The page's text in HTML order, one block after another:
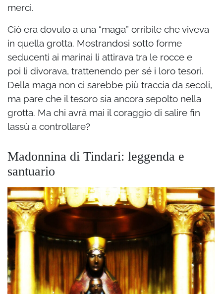
merci.
Ciò era dovuto a una “maga” orribile che viveva
in quella grotta. Mostrandosi sotto forme
seducenti ai marinai li attirava tra le rocce e
poi li divorava, trattenendo per sé i loro tesori.
Della maga non ci sarebbe più traccia da secoli,
ma pare che il tesoro sia ancora sepolto nella
grotta. Ma chi avrà mai il coraggio di salire fin
lassù a controllare?
Madonnina di Tindari: leggenda e
santuario